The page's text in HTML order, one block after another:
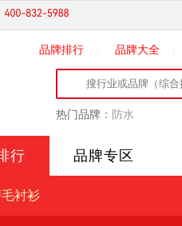
品牌排行 品牌大全
热门品牌： 防水
行 品牌专区
毛衬衫